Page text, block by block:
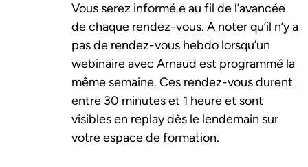
Vous serez informé.e au fil de l’avancée
de chaque rendez-vous. A noter qu’il n’y a
pas de rendez-vous hebdo lorsqu’un
webinaire avec Arnaud est programmé la
même semaine. Ces rendez-vous durent
entre 30 minutes et 1 heure et sont
visibles en replay dès le lendemain sur
votre espace de formation.